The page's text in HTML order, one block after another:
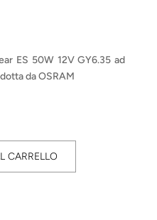
ES 50W 12V GY6.35 ad
da OSRAM
CARRELLO